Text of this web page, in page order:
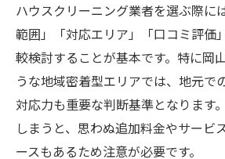
利用者の声に注目した選び
追加オプションの有無と
ハウスクリーニング業者を選ぶ際に
範囲」「対応エリア」「口コミ評価
較検討することが基本です。特に岡
うな地域密着型エリアでは、地元で
対応力も重要な判断基準となります
しまうと、思わぬ追加料金やサービ
ースもあるため注意が必要です。